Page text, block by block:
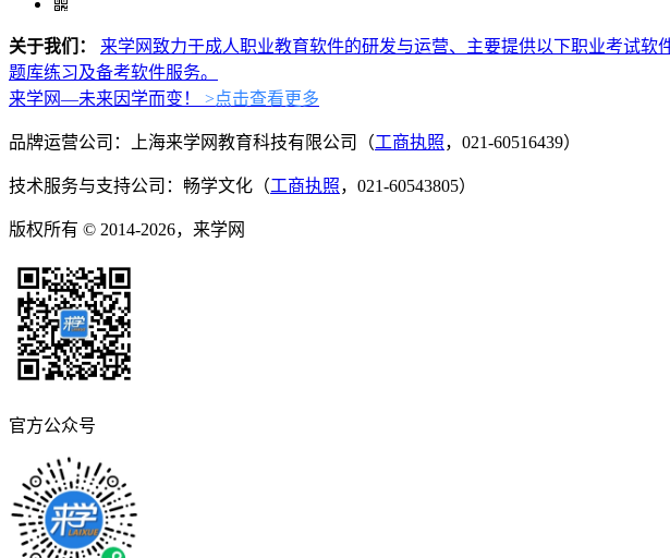
关于我们：
来学网致力于成人职业教育软件的研发与运营、主要提供以下职业考试
题库练习及备考软件服务。
来学网—未来因学而变！
>点击查看更多
品牌运营公司：上海来学网教育科技有限公司（工商执照，021-60516439）
技术服务与支持公司：畅学文化（工商执照，021-60543805）
版权所有 © 2014-2026，来学网
官方公众号